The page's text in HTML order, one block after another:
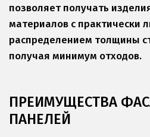
позволяет получать
материалов с практически
распределением толщины
получая минимум отходов.
ПРЕИМУЩЕСТВА
ПАНЕЛЕЙ